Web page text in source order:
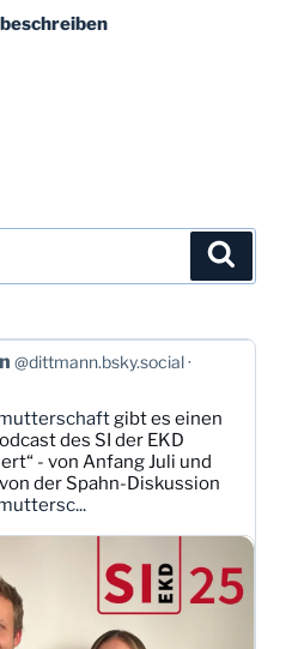
@dittmann.bsky.social
gibt es einen
des SI der EKD
- von Anfang Juli und
der Spahn-Diskussion